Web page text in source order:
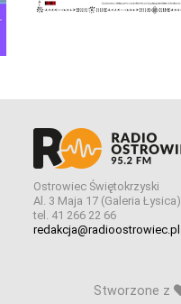
Ostrowiec Świętokrzyski
Al. 3 Maja 17 (Galeria Łysica)
tel. 41 266 22 66
redakcja@radioostrowiec.pl
Stworzone z